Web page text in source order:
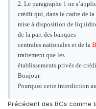
2. Le paragraphe 1 ne
crédit qui, dans le cadre de la
mise à disposition de
de la part des banques
centrales nationales et de la
traitement que les
établissements privés de
Bonjour.
Pourquoi cette interdiction
Précédent des BCs comme